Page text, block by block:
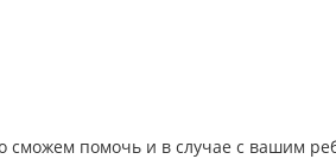
помочь и в случае с вашим